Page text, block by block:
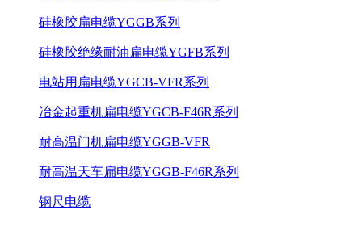
硅橡胶扁电缆YGGB系列
硅橡胶绝缘耐油扁电缆YGFB系列
电站用扁电缆YGCB-VFR系列
冶金起重机扁电缆YGCB-F46R系列
耐高温门机扁电缆YGGB-VFR
耐高温天车扁电缆YGGB-F46R系列
钢尺电缆